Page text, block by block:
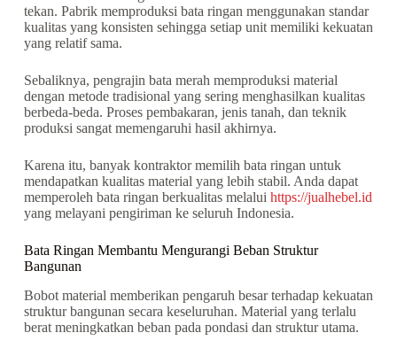
tekan. Pabrik memproduksi bata ringan menggunakan standar
kualitas yang konsisten sehingga setiap unit memiliki kekuatan
yang relatif sama.
Sebaliknya, pengrajin bata merah memproduksi material
dengan metode tradisional yang sering menghasilkan kualitas
berbeda-beda. Proses pembakaran, jenis tanah, dan teknik
produksi sangat memengaruhi hasil akhirnya.
Karena itu, banyak kontraktor memilih bata ringan untuk
mendapatkan kualitas material yang lebih stabil. Anda dapat
memperoleh bata ringan berkualitas melalui https://jualhebel.id
yang melayani pengiriman ke seluruh Indonesia.
Bata Ringan Membantu Mengurangi Beban Struktur
Bangunan
Bobot material memberikan pengaruh besar terhadap kekuatan
struktur bangunan secara keseluruhan. Material yang terlalu
berat meningkatkan beban pada pondasi dan struktur utama.